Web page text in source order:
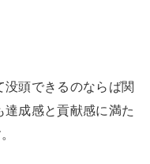
頭できるのならば関
成感と貢献感に満た